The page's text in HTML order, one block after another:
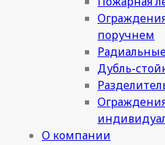
поручнем
Дубль-
О компании